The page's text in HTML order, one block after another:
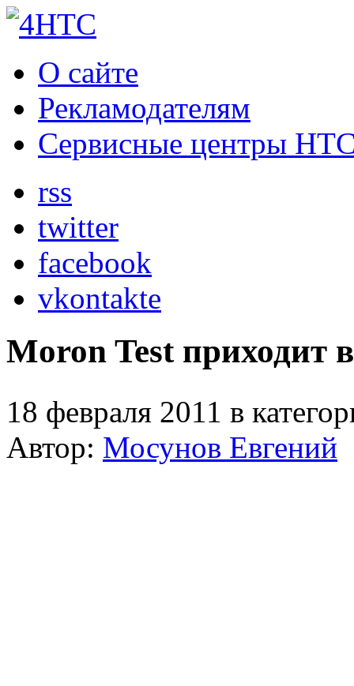
О сайте
Рекламодателям
Сервисные центры
rss
twitter
facebook
vkontakte
Moron Test приходит
18 февраля 2011 в
Автор: Мосунов Евгений